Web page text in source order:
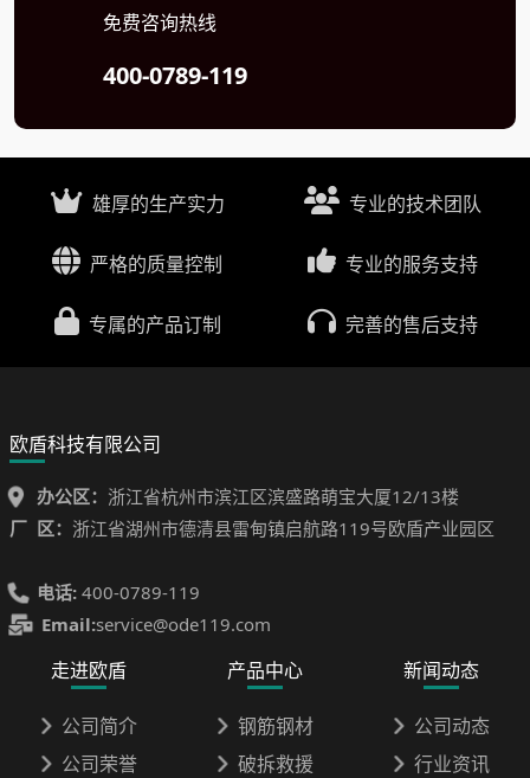
免费咨询热线
400-0789-119
雄厚的生产实力 专业的技术团队
严格的质量控制 专业的服务支持
专属的产品订制 完善的售后支持
欧盾科技有限公司
办公区： 浙江省杭州市滨江区滨盛路萌宝大厦12/13楼
厂 区： 浙江省湖州市德清县雷甸镇启航路119号欧盾产业园区
电话: 400-0789-119
Email:service@ode119.com
走进欧盾
公司简介
公司荣誉
产品中心
钢筋钢材
破拆救援
新闻动态
公司动态
行业资讯